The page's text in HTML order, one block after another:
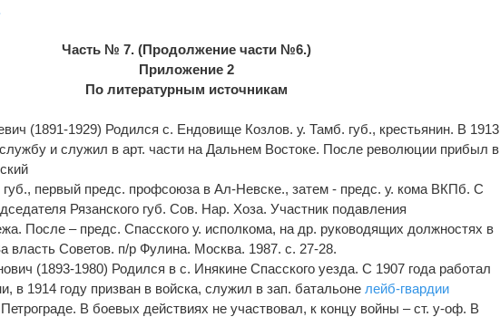
Часть № 7. (Продолжение части №6.)
Приложение 2
По литературным источникам
(1891-1929) Родился с. Ендовище Козлов. у. Тамб. губ., крестьянин. В 1913
службу и служил в арт. части на Дальнем Востоке. После революции прибыл в
губ., первый предс. профсоюза в Ал-Невске., затем - предс. у. кома ВКПб. С
Рязанского губ. Сов. Нар. Хоза. Участник подавления
После – предс. Спасского у. исполкома, на др. руководящих должностях в
власть Советов. п/р Фулина. Москва. 1987. с. 27-28.
(1893-1980) Родился в с. Инякине Спасского уезда. С 1907 года работал
в 1914 году призван в войска, служил в зап. батальоне лейб-гвардии
В боевых действиях не участвовал, к концу войны – ст. у-оф. В